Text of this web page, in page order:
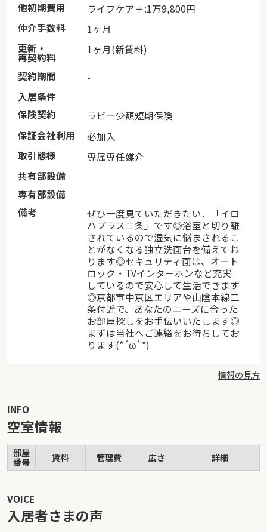
自分が憧れの京都で、暮らす日がくるなんて。1年前まで
は、全く想像もしていなかった。
ふたりで京都旅行をした日から、「いつか京都に住みた
いね」という話はしていたものの、私も彼も関東にしか
がして躊躇していた。
近まわりでも増えている「移住」や「二拠点生活」は、
憧れてはいたけど現実的に考えると難しいだろうなあ、
だけど、ふたりで話しているうちに彼が「京都に住む方
法を考えよう」と提案し、色々な選択肢の中から、この
物件をみつけてきてくれた。
2回目の京都旅行の時にここを実際に訪ねてみると、コミ
ュニティマネージャーの沼田さんという人が親切に色々
教えてくれて、「ここなら、安心かもしれないね」と、
帰り道にふたりで頷き合った。
最低3ヶ月から住めるという気軽さや、家具家電がついて
いて、すぐに引越しができるというのもお試し移住に踏
み切れた理由だった。
そうして始まった、憧れの京都ふたり暮らし。この1ヶ
月、新しい生活や職場に慣れることに精一杯で、お互い
忙しなく動いていたから、ようやく休日をゆっくり過ご
せるのが嬉しい。
いたパンを食べ、午前中の間にそれぞれの用事を済ませ
ることにした。
他初期費用
ライフケア＋:1万9,800円
仲介手数料
1ヶ月
更新・
再契約料
1ヶ月(新賃料)
契約期間
-
入居条件
保険契約
ラビー少額短期保険
保証会社利用
必加入
取引態様
専属専任媒介
共有部設備
専有部設備
備考
ぜひ一度見ていただきたい、「イロ
ハプラス二条」です◎浴室と切り離
されているので湿気に悩まされるこ
とがなくなる独立洗面台を備えてお
ります◎セキュリティ面は、オート
ロック・TVインターホンなど充実
しているので安心して生活できます
◎京都市中京区エリアや山陰本線二
条付近で、あなたのニーズに合った
お部屋探しをお手伝いいたします◎
まずは当社へご連絡をお待ちしてお
ります(*´ω`*)
情報の見方
INFO
空室情報
部屋
番号 賃料 管理費 広さ 詳細
VOICE
入居者さまの声